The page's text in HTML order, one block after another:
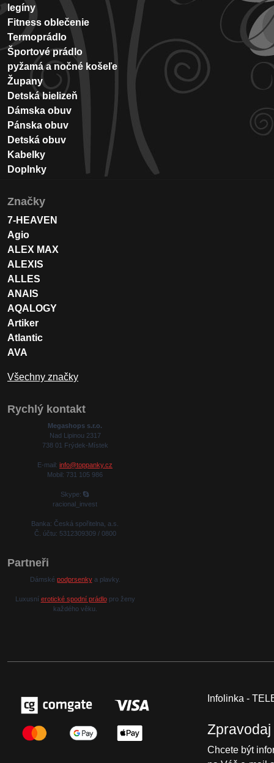
legíny
Fitness oblečenie
Termoprádlo
Športové prádlo
pyžamá a nočné košeľe
Župany
Detská bielizeň
Dámska obuv
Pánska obuv
Detská obuv
Kabelky
Doplnky
Značky
7-HEAVEN
Agio
ALEX MAX
ALEXIS
ALLES
ANAIS
AQALOGY
Artiker
Atlantic
AVA
Všechny značky
Rychlý kontakt
Megashops s.r.o.
Nad Lipinou 2317
738 01 Frýdek-Místek
E-mail: info@toppanky.cz
Mobil: 731 105 986
Skype:
racional_invest
Banka: Česká spořitelna, a.s.
Č. účtu: 5312309309 / 0800
Partneři
Dámské podprsenkya plavky.
Luxusní erotické spodní prádlopro ženy
každého věku.
Infolinka -
Zpravodaj
Chcete být